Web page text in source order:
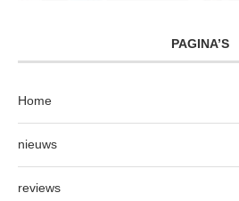
PAGINA’S
Home
nieuws
reviews